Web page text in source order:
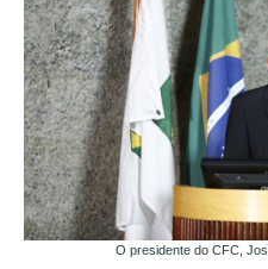
O presidente do CFC,